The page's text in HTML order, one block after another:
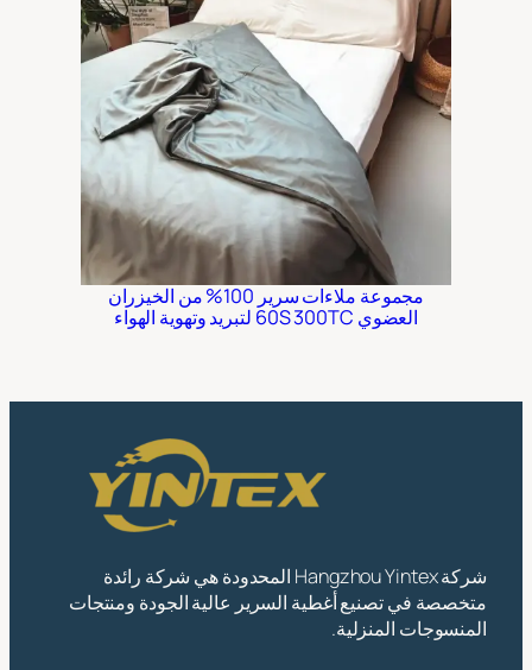
مجموعة ملاءات سرير 100% من الخيزران
العضوي 60S 300TC لتبريد وتهوية الهواء
شركة Hangzhou Yintex المحدودة هي شركة رائدة
متخصصة في تصنيع أغطية السرير عالية الجودة ومنتجات
المنسوجات المنزلية.